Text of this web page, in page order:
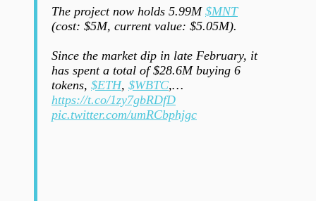
The project now holds 5.99M $MNT
(cost: $5M, current value: $5.05M).
Since the market dip in late February, it
has spent a total of $28.6M buying 6
tokens, $ETH, $WBTC,…
https://t.co/1zy7gbRDfD
pic.twitter.com/umRCbphjgc